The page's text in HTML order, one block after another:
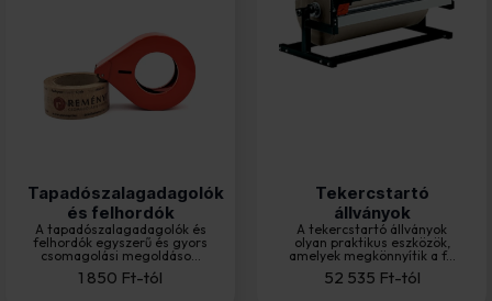
Tapadószalagadagolók
és felhordók
A tapadószalagadagolók és
felhordók egyszerű és gyors
csomagolási megoldáso...
1 850 Ft-tól
Tekercstartó
állványok
A tekercstartó állványok
olyan praktikus eszközök,
amelyek megkönnyítik a f...
52 535 Ft-tól